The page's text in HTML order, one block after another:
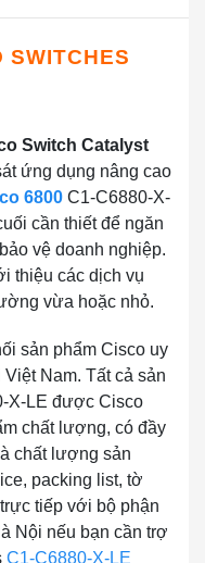
SWITCHES
Switch Catalyst
ứng dụng nâng cao
6800 C1-C6880-X-
cần thiết để ngăn
vệ doanh nghiệp.
thiệu các dịch vụ
vừa hoặc nhỏ.
sản phẩm Cisco uy
Nam. Tất cả sản
X-LE được Cisco
chất lượng, có đầy
chất lượng sản
packing list, tờ
tiếp với bộ phận
Nội nếu bạn cần trợ
C1-C6880-X-LE